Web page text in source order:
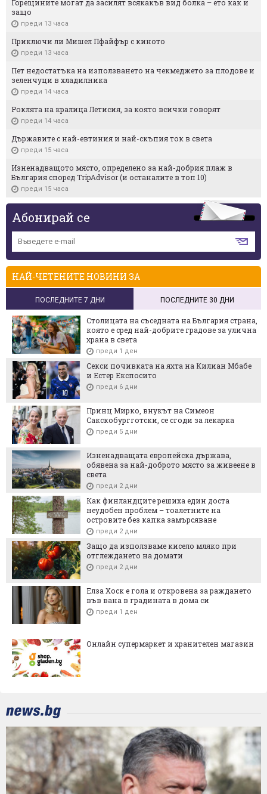
Горещините могат да засилят всякакъв вид болка – ето как и
защо
преди 13 часа
Приключи ли Мишел Пфайфър с киното
преди 13 часа
Пет недостатъка на използването на чекмеджето за плодове и
зеленчуци в хладилника
преди 14 часа
Роклята на кралица Летисия, за която всички говорят
преди 14 часа
Държавите с най-евтиния и най-скъпия ток в света
преди 15 часа
Изненадващото място, определено за най-добрия плаж в
България според TripAdvisor (и останалите в топ 10)
преди 15 часа
Абонирай се
НАЙ-ЧЕТЕНИТЕ НОВИНИ ЗА
ПОСЛЕДНИТЕ 7 ДНИ ПОСЛЕДНИТЕ 30 ДНИ
Столицата на съседната на България страна,
която е сред най-добрите градове за улична
храна в света
преди 1 ден
Секси почивката на яхта на Килиан Мбабе
и Естер Експосито
преди 6 дни
Принц Мирко, внукът на Симеон
Сакскобургготски, се сгоди за лекарка
преди 5 дни
Изненадващата европейска държава,
обявена за най-доброто място за живеене в
света
преди 2 дни
Как финландците решиха един доста
неудобен проблем – тоалетните на
островите без капка замърсяване
преди 2 дни
Защо да използваме кисело мляко при
отглеждането на домати
преди 2 дни
Елза Хоск е гола и откровена за раждането
във вана в градината в дома си
преди 1 ден
Онлайн супермаркет и хранителен магазин